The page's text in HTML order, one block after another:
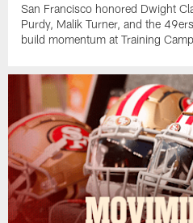
San Francisco honored Dwight
Purdy, Malik Turner, and the
build momentum at Training